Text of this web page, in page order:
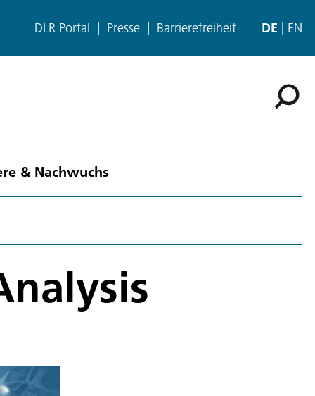
DLR Portal Presse Barrierefreiheit DE EN
& Nachwuchs